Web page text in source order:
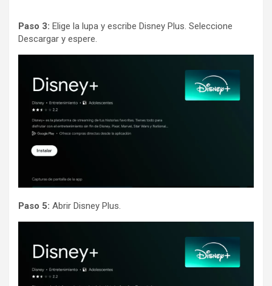
Paso 3: Elige la lupa y escribe Disney Plus. Seleccione
Descargar y espere.
Paso 5: Abrir Disney Plus.